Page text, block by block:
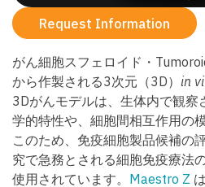
Request Information
がん細胞スフェロイド・
から作製される3次元（3D） in
3Dがんモデルは、生体内で観察
学的特性や、細胞間相互作用の
このため、免疫細胞製品候補の
究で急務とされる細胞免疫療法
使用されています。 Maestro Z